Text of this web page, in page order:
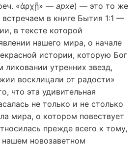
«ἀρχῇ» — архе) — это то же
в книге Бытия 1:1 —
в тексте которой
нашего мира, о начале
истории, которую Бог
утренних звезд,
восклицали от радости»
что эта удивительная
не только и не столько
мира, о котором повествует
прежде всего к тому,
новозаветном